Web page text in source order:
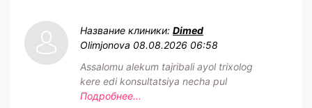
Название клиники: Dimed
Olimjonova 08.08.2026 06:58
Assalomu alekum tajribali ayol trixolog
kere edi konsultatsiya necha pul
Подробнее...